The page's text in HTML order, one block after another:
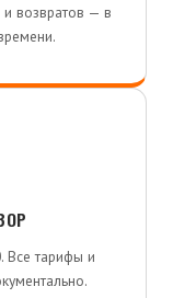
и возвратов — в
тарифы и